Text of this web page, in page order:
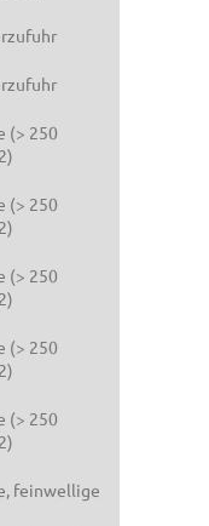
(> 250
(> 250
(> 250
(> 250
(> 250
feinwellige